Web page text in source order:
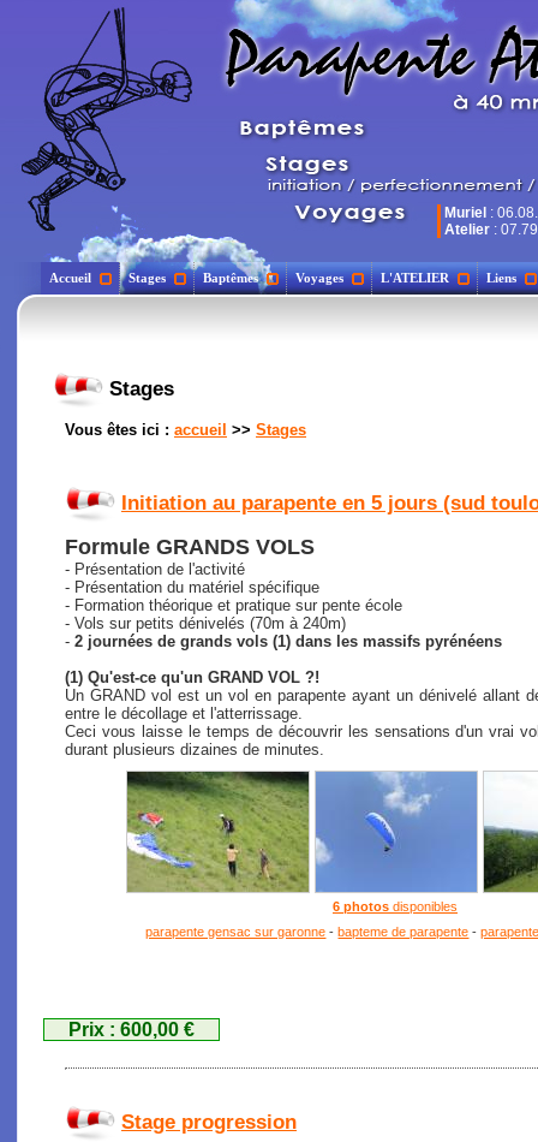
Muriel :
Atelier :
Accueil Stages Baptêmes Voyages L'ATELIER Liens
Stages
Vous êtes ici : accueil >> Stages
Initiation au parapente en 5 jours (sud
Formule GRANDS VOLS
- Présentation de l'activité
- Présentation du matériel spécifique
- Formation théorique et pratique sur pente école
- Vols sur petits dénivelés (70m à 240m)
- 2 journées de grands vols (1) dans les massifs pyrénéens
(1) Qu'est-ce qu'un GRAND VOL ?!
Un GRAND vol est un vol en parapente ayant un dénivelé allant
entre le décollage et l'atterrissage.
Ceci vous laisse le temps de découvrir les sensations d'un vrai
durant plusieurs dizaines de minutes.
6 photos disponibles
parapente gensac sur garonne -bapteme de parapente -
Prix : 600,00 €
Stage progression